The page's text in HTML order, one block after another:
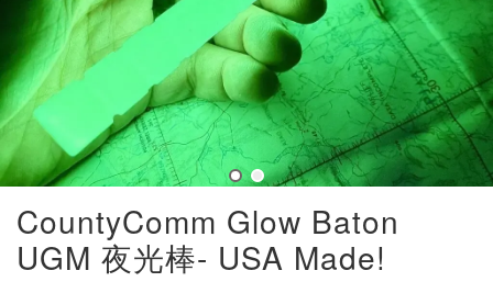
CountyComm Glow Baton
UGM 夜光棒- USA Made!